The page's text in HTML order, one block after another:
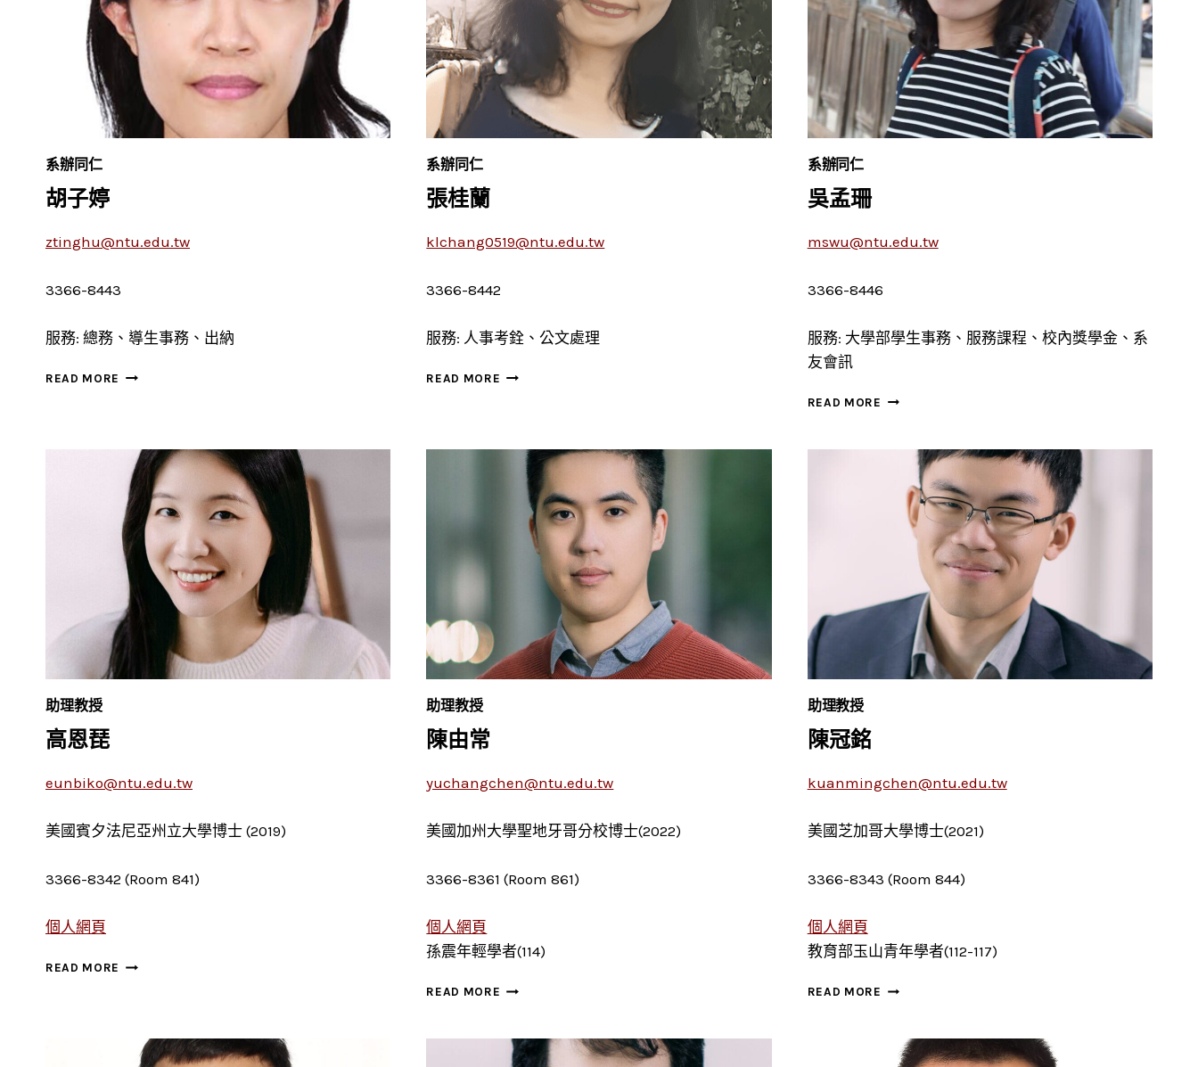
系辦同仁
胡子婷
ztinghu@ntu.edu.tw
3366-8443
服務: 總務、導生事務、出納
READ MORE 胡
系辦同仁
張桂蘭
klchang0519@ntu.edu.tw
3366-8442
服務: 人事考銓、公文處理
READ MORE 張
系辦同仁
吳孟珊
mswu@ntu.edu.tw
3366-8446
服務: 大學部學生事務、服務課程、校內獎學金、系
友會訊
READ MORE 吳
助理教授
高恩琵
eunbiko@ntu.edu.tw
美國賓夕法尼亞州立大學博士 (2019)
3366-8342 (Room 841)
個人網頁
READ MORE 高
助理教授
陳由常
yuchangchen@ntu.edu.tw
美國加州大學聖地牙哥分校博士(2022)
3366-8361 (Room 861)
個人網頁
孫震年輕學者(114)
READ MORE 陳
助理教授
陳冠銘
kuanmingchen@ntu.edu.tw
美國芝加哥大學博士(2021)
3366-8343 (Room 844)
個人網頁
教育部玉山青年學者(112-117)
READ MORE 陳